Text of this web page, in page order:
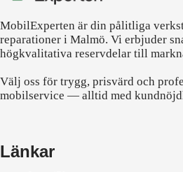
MobilExperten är din pålitliga
reparationer i Malmö. Vi erbjuder
högkvalitativa reservdelar till
Välj oss för trygg, prisvärd och
mobilservice — alltid med
Länkar